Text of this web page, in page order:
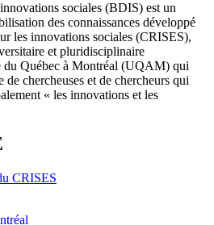
sociales (BDIS) est un
des connaissances développé
les innovations sociales (CRISES),
et pluridisciplinaire
Québec à Montréal (UQAM) qui
chercheuses et de chercheurs qui
« les innovations et les
CRISES